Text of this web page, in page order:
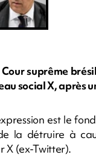
suprême
social X, après
est le
la détruire à
X (ex-Twitter).